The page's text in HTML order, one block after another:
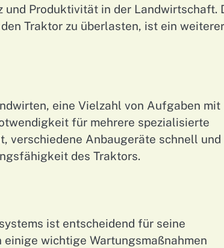
Produktivität in der Landwirtschaft.
Traktor zu überlasten, ist ein weiterer
eine Vielzahl von Aufgaben mit
für mehrere spezialisierte
verschiedene Anbaugeräte schnell und
des Traktors.
ist entscheidend für seine
wichtige Wartungsmaßnahmen